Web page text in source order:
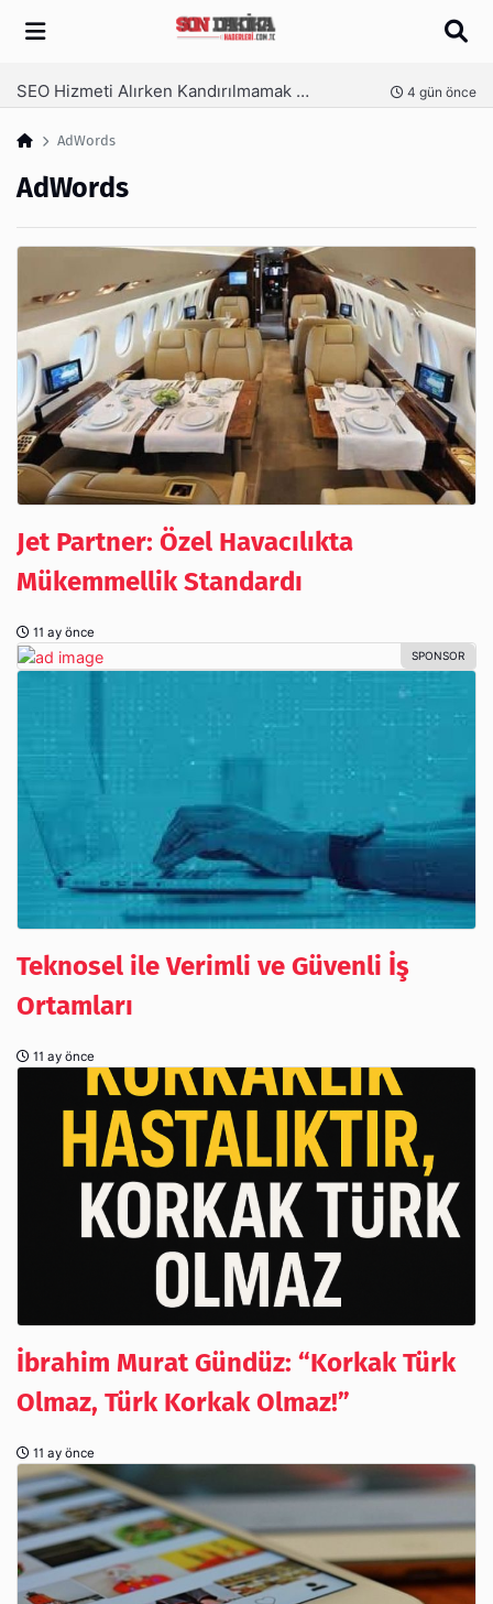
Arama
SEO Hizmeti Alırken Kandırılmamak İçin Bilinmesi Gerekenler 4 gün önce
AdWords
AdWords
Jet Partner: Özel Havacılıkta
Mükemmellik Standardı
11 ay önce
Teknosel ile Verimli ve Güvenli İş
Ortamları
11 ay önce
İbrahim Murat Gündüz: “Korkak Türk
Olmaz, Türk Korkak Olmaz!”
11 ay önce